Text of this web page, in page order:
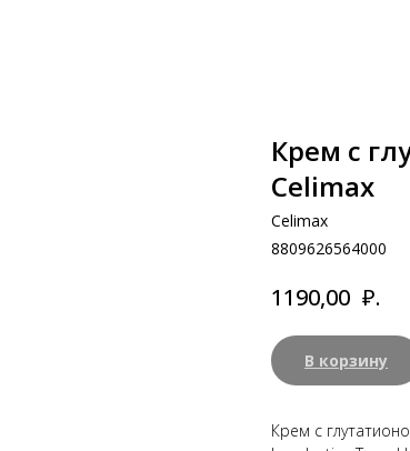
Крем с
Celimax
Celimax
8809626564000
1190,00 ₽.
В корзину
Крем с